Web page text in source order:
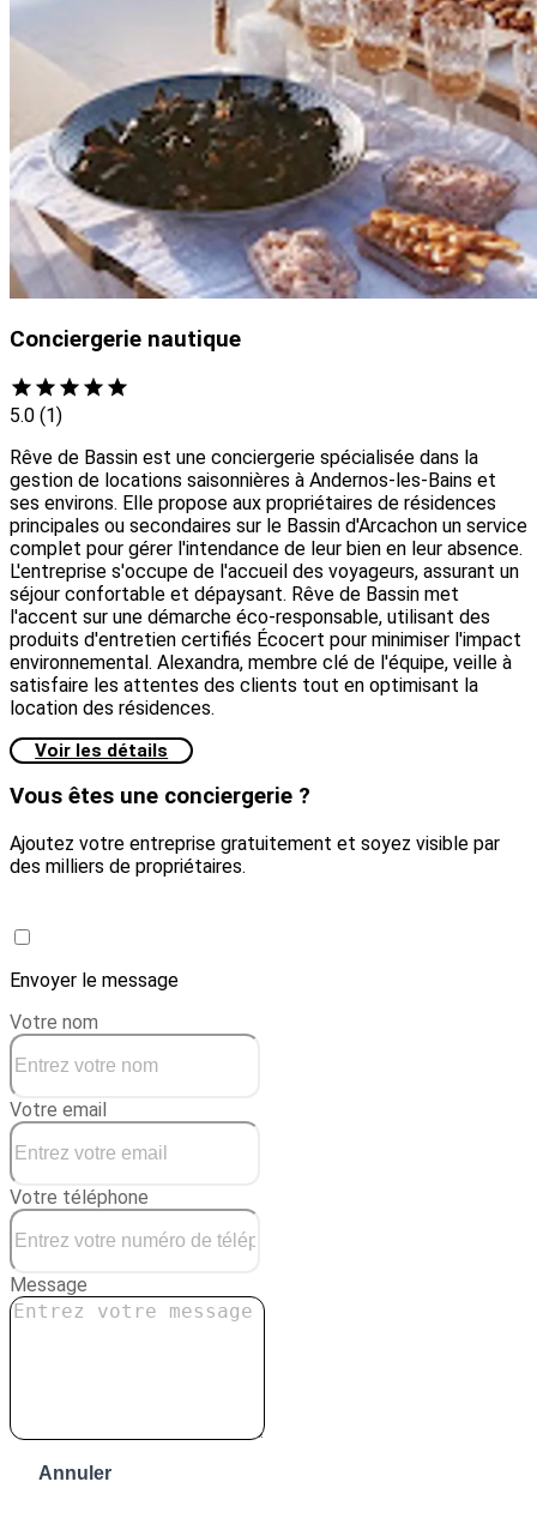
Conciergerie nautique
5.0 (1)
Rêve de Bassin est une conciergerie spécialisée dans la
gestion de locations saisonnières à Andernos-les-Bains et
ses environs. Elle propose aux propriétaires de résidences
principales ou secondaires sur le Bassin d'Arcachon un service
complet pour gérer l'intendance de leur bien en leur absence.
L'entreprise s'occupe de l'accueil des voyageurs, assurant un
séjour confortable et dépaysant. Rêve de Bassin met
l'accent sur une démarche éco-responsable, utilisant des
produits d'entretien certifiés Écocert pour minimiser l'impact
environnemental. Alexandra, membre clé de l'équipe, veille à
satisfaire les attentes des clients tout en optimisant la
location des résidences.
Voir les détails
Vous êtes une conciergerie ?
Ajoutez votre entreprise gratuitement et soyez visible par
des milliers de propriétaires.
Envoyer le message
Votre nom
Votre email
Votre téléphone
Message
Annuler